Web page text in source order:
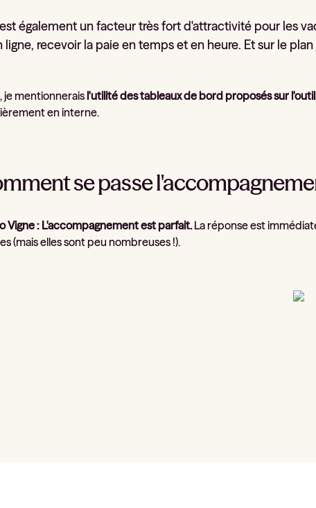
également un facteur très fort d'attractivité pour les
ligne, recevoir la paie en temps et en heure. Et sur le
je mentionnerais l'utilité des tableaux de bord proposés sur l'outil
en interne.
se passe
Vigne : L'accompagnement est parfait.La réponse est
(mais elles sont peu nombreuses !).